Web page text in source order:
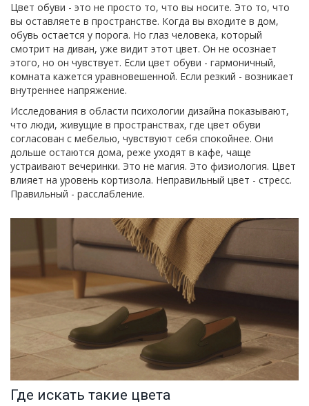
Цвет обуви - это не просто то, что вы носите. Это то, что
вы оставляете в пространстве. Когда вы входите в дом,
обувь остается у порога. Но глаз человека, который
смотрит на диван, уже видит этот цвет. Он не осознает
этого, но он чувствует. Если цвет обуви - гармоничный,
комната кажется уравновешенной. Если резкий - возникает
внутреннее напряжение.
Исследования в области психологии дизайна показывают,
что люди, живущие в пространствах, где цвет обуви
согласован с мебелью, чувствуют себя спокойнее. Они
дольше остаются дома, реже уходят в кафе, чаще
устраивают вечеринки. Это не магия. Это физиология. Цвет
влияет на уровень кортизола. Неправильный цвет - стресс.
Правильный - расслабление.
Где искать такие цвета